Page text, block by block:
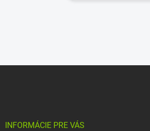
INFORMÁCIE PRE VÁS